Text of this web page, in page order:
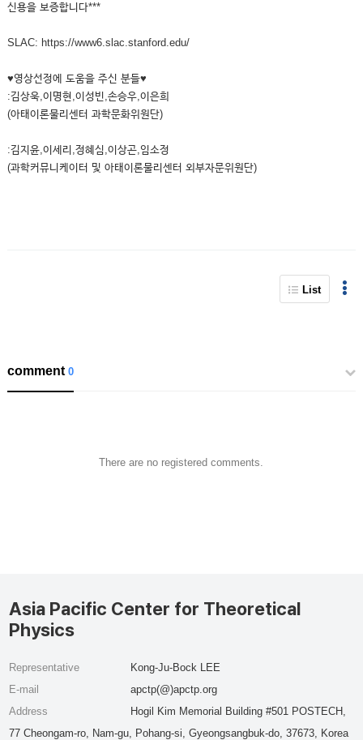
신용을 보증합니다***
SLAC: https://www6.slac.stanford.edu/
♥영상선정에 도움을 주신 분들♥
:김상욱,이명현,이성빈,손승우,이은희
(아태이론물리센터 과학문화위원단)
:김지윤,이세리,정혜심,이상곤,임소정
(과학커뮤니케이터 및 아태이론물리센터 외부자문위원단)
List
comment0
There are no registered comments.
Asia Pacific Center for Theoretical
Physics
Representative
Kong-Ju-Bock LEE
E-mail
apctp(@)apctp.org
Address
Hogil Kim Memorial Building #501 POSTECH,
77 Cheongam-ro, Nam-gu, Pohang-si, Gyeongsangbuk-do, 37673, Korea